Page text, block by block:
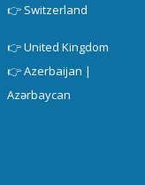
👉 Switzerland
👉United Kingdom
👉Azerbaijan |
Azərbaycan